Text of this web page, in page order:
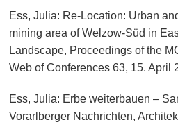
Ess, Julia: Re-Location: Urban
mining area of Welzow-Süd in
Landscape, Proceedings of the
Web of Conferences 63, 15. April
Ess, Julia: Erbe weiterbauen –
Vorarlberger Nachrichten,